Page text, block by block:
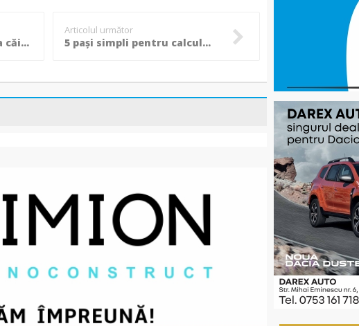
Tentativă de sabotaj a căii ferate, al doilea incident grav în doar 10 zile!
Articolul următor
5 pași simpli pentru calculul amprentei de carbon pentru companii și raportare de sustenabilitate conform CSRD și GHG Protocol